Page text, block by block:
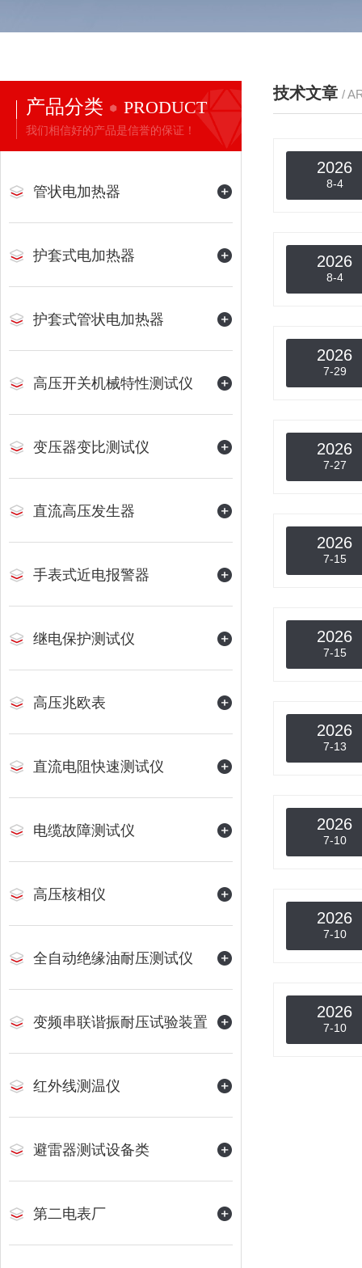
产品分类 PRODUCT
我们相信好的产品是信誉的保证！
管状电加热器
护套式电加热器
护套式管状电加热器
高压开关机械特性测试仪
变压器变比测试仪
直流高压发生器
手表式近电报警器
继电保护测试仪
高压兆欧表
直流电阻快速测试仪
电缆故障测试仪
高压核相仪
全自动绝缘油耐压测试仪
变频串联谐振耐压试验装置
红外线测温仪
避雷器测试设备类
第二电表厂
技术文章 /
2026
8-4
2026
8-4
2026
7-29
2026
7-27
2026
7-15
2026
7-15
2026
7-13
2026
7-10
2026
7-10
2026
7-10